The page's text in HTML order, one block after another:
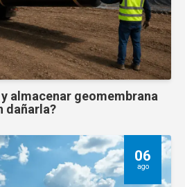
almacenar geomembrana
dañarla?
06
ago